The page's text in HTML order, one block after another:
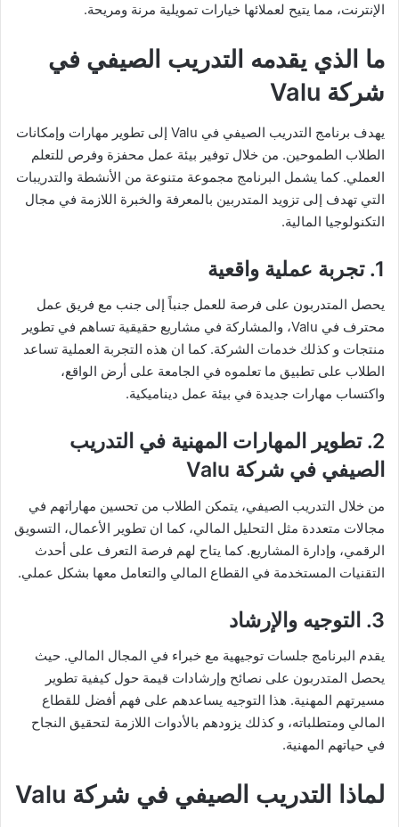
الإنترنت، مما يتيح لعملائها خيارات تمويلية مرنة ومريحة.
ما الذي يقدمه التدريب الصيفي في
شركة Valu
يهدف برنامج التدريب الصيفي في Valu إلى تطوير مهارات وإمكانات
الطلاب الطموحين. من خلال توفير بيئة عمل محفزة وفرص للتعلم
العملي. كما يشمل البرنامج مجموعة متنوعة من الأنشطة والتدريبات
التي تهدف إلى تزويد المتدربين بالمعرفة والخبرة اللازمة في مجال
التكنولوجيا المالية.
1. تجربة عملية واقعية
يحصل المتدربون على فرصة للعمل جنباً إلى جنب مع فريق عمل
محترف في Valu، والمشاركة في مشاريع حقيقية تساهم في تطوير
منتجات و كذلك خدمات الشركة. كما ان هذه التجربة العملية تساعد
الطلاب على تطبيق ما تعلموه في الجامعة على أرض الواقع،
واكتساب مهارات جديدة في بيئة عمل ديناميكية.
2. تطوير المهارات المهنية في التدريب
الصيفي في شركة Valu
من خلال التدريب الصيفي، يتمكن الطلاب من تحسين مهاراتهم في
مجالات متعددة مثل التحليل المالي، كما ان تطوير الأعمال، التسويق
الرقمي، وإدارة المشاريع. كما يتاح لهم فرصة التعرف على أحدث
التقنيات المستخدمة في القطاع المالي والتعامل معها بشكل عملي.
3. التوجيه والإرشاد
يقدم البرنامج جلسات توجيهية مع خبراء في المجال المالي. حيث
يحصل المتدربون على نصائح وإرشادات قيمة حول كيفية تطوير
مسيرتهم المهنية. هذا التوجيه يساعدهم على فهم أفضل للقطاع
المالي ومتطلباته، و كذلك يزودهم بالأدوات اللازمة لتحقيق النجاح
في حياتهم المهنية.
لماذا التدريب الصيفي في شركة Valu